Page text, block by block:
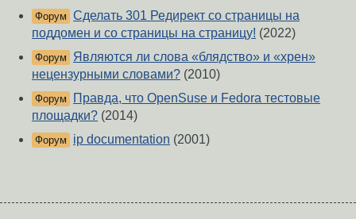
Форум Сделать 301 Редирект со страницы на
поддомен и со страницы на страницу! (2022)
Форум
Являются ли слова «блядство» и «хрен»
нецензурными словами? (2010)
Форум
Правда, что OpenSuse и Fedora тестовые
площадки? (2014)
Форум ip documentation (2001)